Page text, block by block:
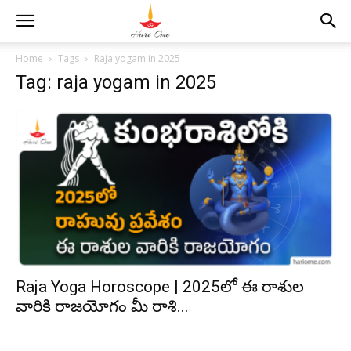
Home Tags Raja yogam in 2025
Tag: raja yogam in 2025
Raja Yoga Horoscope | 2025లో ఈ రాశుల
వారికి రాజయోగం మీ రాశి...